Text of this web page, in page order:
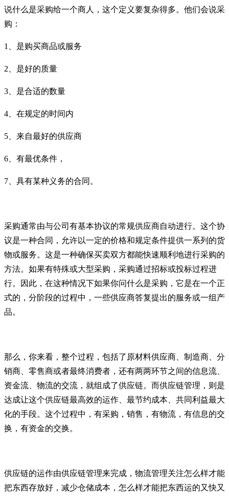
说什么是采购给一个商人，这个定义要复杂得多。他们会说采
购：
1、是购买商品或服务
2、是好的质量
3、是合适的数量
4、在规定的时间内
5、来自最好的供应商
6、有最优条件，
7、具有某种义务的合同。
采购通常由与公司有基本协议的常规供应商自动进行。这个协
议是一种合同，允许以一定的价格和规定条件提供一系列的货
物或服务。这是一种确保买卖双方都能快速顺利地进行采购的
方法。如果有特殊或大型采购，采购通过招标或投标过程进
行。因此，在这种情况下如果你问什么是采购，它是在一个正
式的，分阶段的过程中，一些供应商答复提出的服务或一组产
品。
那么，你来看，整个过程，包括了原材料供应商、制造商、分
销商、零售商或者最终消费者，还有两两环节之间的信息流、
资金流、物流的交流，就组成了供应链。而供应链管理，则是
达成让这个供应链最高效的运作、最节约成本、共同利益最大
化的手段。这个过程中，有采购，销售，有物流，有信息的交
换，有资金的交换。
供应链的运作由供应链管理来完成，物流管理关注怎么样才能
把东西存放好，减少仓储成本，怎么样才能把东西运的又快又